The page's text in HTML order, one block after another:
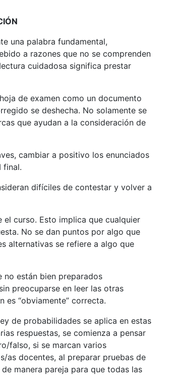
una palabra fundamental,
a razones que no se comprenden
cuidadosa significa prestar
de examen como un documento
se deshecha. No solamente se
que ayudan a la consideración de
cambiar a positivo los enunciados
final.
difíciles de contestar y volver a
curso. Esto implica que cualquier
No se dan puntos por algo que
alternativas se refiere a algo que
no están bien preparados
preocuparse en leer las otras
es “obviamente” correcta.
de probabilidades se aplica en estas
respuestas, se comienza a pensar
falso, si se marcan varios
as docentes, al preparar pruebas de
manera pareja para que todas las